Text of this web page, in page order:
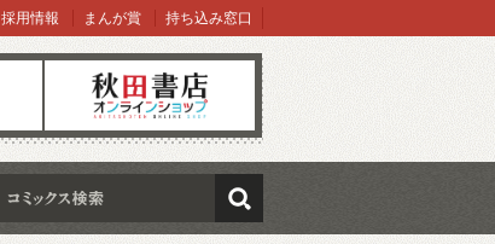
オンラインショップ
採用情報 まんが賞 持ち込み窓口
検索